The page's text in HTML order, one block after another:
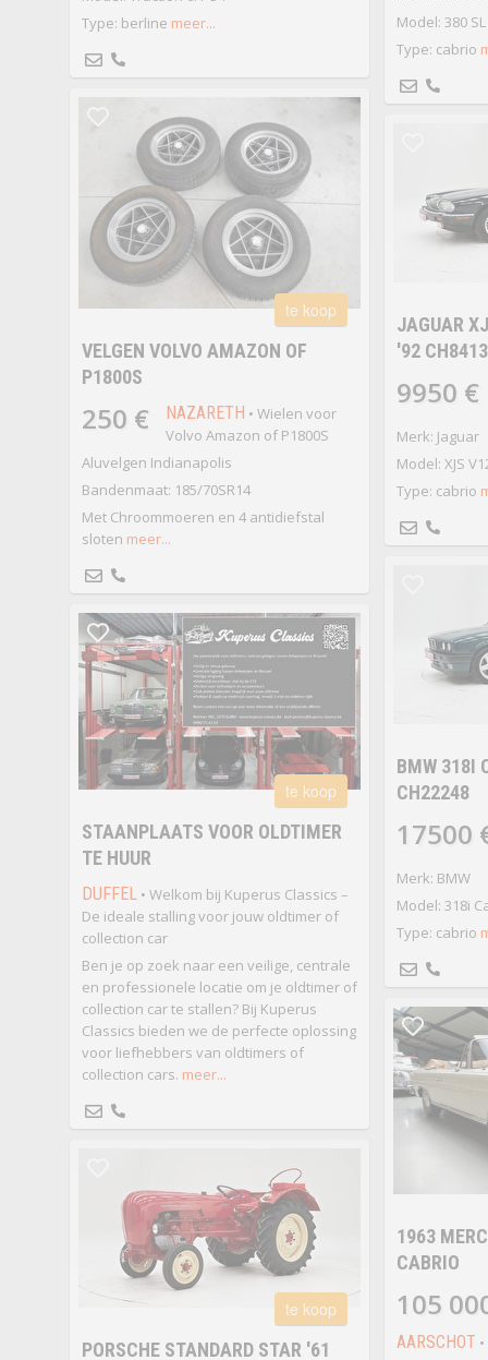
Type: berline meer...
Model: 380
Type: cabrio
te koop
VELGEN VOLVO AMAZON OF
P1800S
250 € NAZARETH • Wielen voor
Volvo Amazon of P1800S
Aluvelgen Indianapolis
Bandenmaat: 185/70SR14
Met Chroommoeren en 4 antidiefstal
sloten meer...
JAGUAR
'92
9950 €
Merk: Jaguar
Model: XJS
Type: cabrio
BMW 318I
CH22248
17500
Merk: BMW
Model: 318i
Type: cabrio
te koop
STAANPLAATS VOOR OLDTIMER
TE HUUR
DUFFEL• Welkom bij Kuperus Classics –
De ideale stalling voor jouw oldtimer of
collection car
Ben je op zoek naar een veilige, centrale
en professionele locatie om je oldtimer of
collection car te stallen? Bij Kuperus
Classics bieden we de perfecte oplossing
voor liefhebbers van oldtimers of
collection cars. meer...
1963
CABRIO
105
AARSCHOT
te koop
PORSCHE STANDARD STAR '61